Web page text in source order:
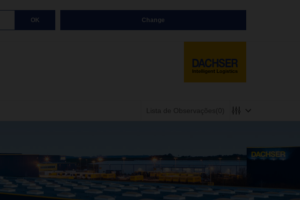
OK Change
Lista de Observações (0)